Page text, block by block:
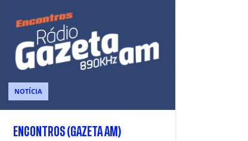
NOTÍCIA
ENCONTROS (GAZETA AM)